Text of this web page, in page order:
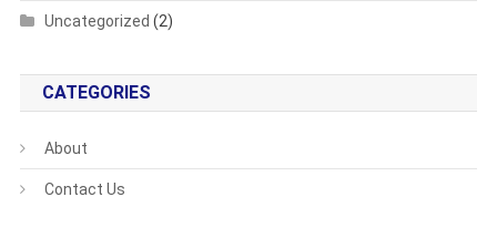
Uncategorized (2)
CATEGORIES
About
Contact Us